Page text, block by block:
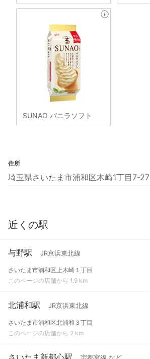
SUNAO バニラソフト
住所
埼玉県さいたま市浦和区木崎1丁目7-27
近くの駅
与野駅 JR京浜東北線
さいたま市浦和区上木崎１丁目
このページの店舗から 1.9 km
北浦和駅 JR京浜東北線
さいたま市浦和区北浦和３丁目
このページの店舗から 2 km
さいたま新都心駅